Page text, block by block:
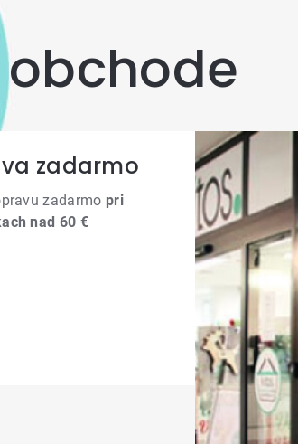
zadarmo
zadarmo pri
nad 60 €